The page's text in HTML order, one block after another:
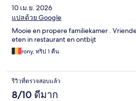
10 เม.ย. 2026
แปลด้วย Google
Mooie en propere familiekamer .
eten in restaurant en ontbijt
rony, ทริป 1 คืน
รีวิวที่ตรวจสอบแล้ว
8/10 ดีมาก